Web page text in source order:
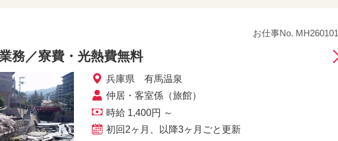
お仕事No. MH260101
務／寮費・光熱費無料
兵庫県 有馬温泉
仲居・客室係（旅館）
時給 1,400円 ～
初回2ヶ月、以降3ヶ月ごと更新